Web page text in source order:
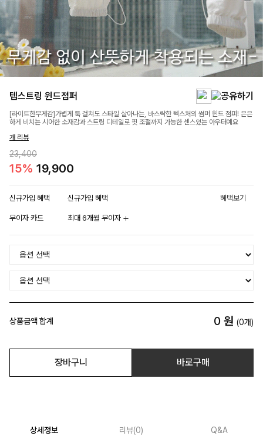
템스트링 윈드점퍼
[라이트한무게감]가볍게 툭 걸쳐도 스타일 살아나는, 바스락한 텍스처의 썸머 윈드 점퍼! 은은
하게 비치는 시어한 소재감과 스트링 디테일로 핏 조절까지 가능한 센스있는 아우터예요
개 리뷰
23,400
15% 19,900
신규가입 혜택 신규가입 혜택 혜택보기
무이자 카드 최대 6개월 무이자
상품금액 합계 0 원 (0개)
장바구니 바로구매
상세정보 리뷰(0) Q&A